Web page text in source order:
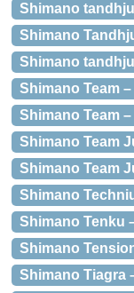
Shimano
Shimano
Shimano
Shimano Team
Shimano Team
Shimano Team
Shimano Team
Shimano
Shimano Tenku
Shimano
Shimano Tiagra